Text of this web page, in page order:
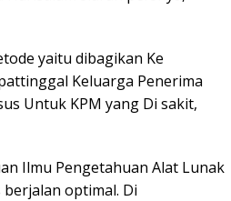
yaitu dibagikan Ke
Keluarga Penerima
Untuk KPM yang Di sakit,
Ilmu Pengetahuan Alat Lunak
berjalan optimal. Di